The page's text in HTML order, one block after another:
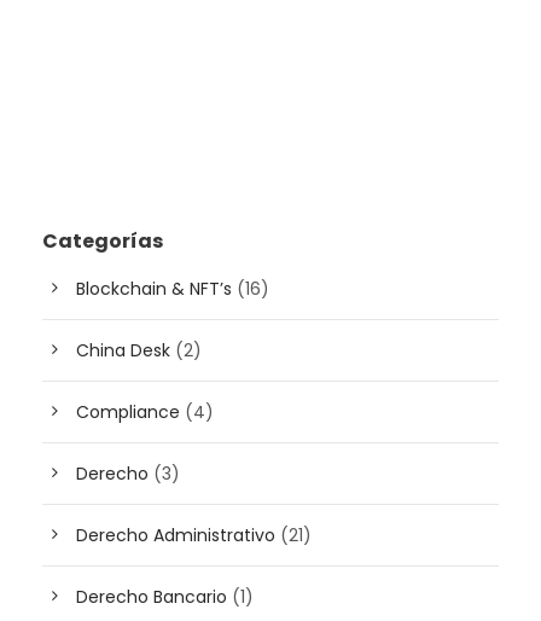
Categorías
Blockchain & NFT’s (16)
China Desk (2)
Compliance (4)
Derecho (3)
Derecho Administrativo (21)
Derecho Bancario (1)